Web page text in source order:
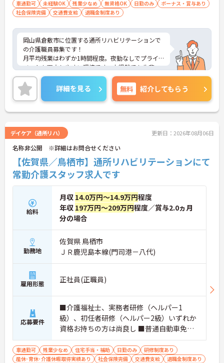
車通勤可 未経験OK 残業少なめ 無資格OK 日勤のみ
ボーナス・賞与あり
社会保険完備
交通費支給 退職金制度あり
岡山県倉敷市に位置する通所リハビリテーションで
の介護職員募集です！
月平均残業はわずか1時間程度。夜勤なしでプライ
ベートも両立しやすい環境です。未経験でも先輩ス
タッフや制度のフォローがあるので安心して成長で
きる職場です。
ご興味のある方には、面接対策ポイントなど、さら
に詳細をご案内しますのでお気軽にご相談くださ
い！
詳細を見る 無料 紹介してもらう
デイケア（通所リハ） 更新日：2026年08月06日
名称非公開 ※詳細はお問合せください
【佐賀県／鳥栖市】通所リハビリテーションにて
常勤介護スタッフ求人です
給料
月収 14.0万円～14.9万円程度
年収 197万円～209万円程度／賞与2.0ヵ月
分の場合
勤務地
佐賀県 鳥栖市
ＪＲ鹿児島本線(門司港－八代)
雇用形態 正社員(正職員)
応募要件
■介護福祉士、実務者研修（ヘルパー1
級）、初任者研修（ヘルパー2級）いずれか
資格お持ちの方は尚良し ■普通自動車免許
(AT限定可)お持ちの方 ※未経験者、無資格
者応相談
車通勤可 残業少なめ 住宅手当・補助 日勤のみ
研修制度あり
産休･育休･介護休暇取得実績あり
社会保険完備 交通費支給 退職金制度あり